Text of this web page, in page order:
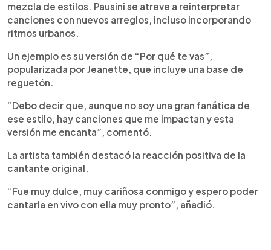
mezcla de estilos. Pausini se atreve a reinterpretar
canciones con nuevos arreglos, incluso incorporando
ritmos urbanos.
Un ejemplo es su versión de “Por qué te vas”,
popularizada por Jeanette, que incluye una base de
reguetón.
“Debo decir que, aunque no soy una gran fanática de
ese estilo, hay canciones que me impactan y esta
versión me encanta”, comentó.
La artista también destacó la reacción positiva de la
cantante original.
“Fue muy dulce, muy cariñosa conmigo y espero poder
cantarla en vivo con ella muy pronto”, añadió.